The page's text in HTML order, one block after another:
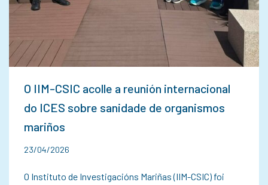
O IIM-CSIC acolle a reunión internacional
do ICES sobre sanidade de organismos
mariños
23/04/2026
O Instituto de Investigacións Mariñas (IIM-CSIC) foi